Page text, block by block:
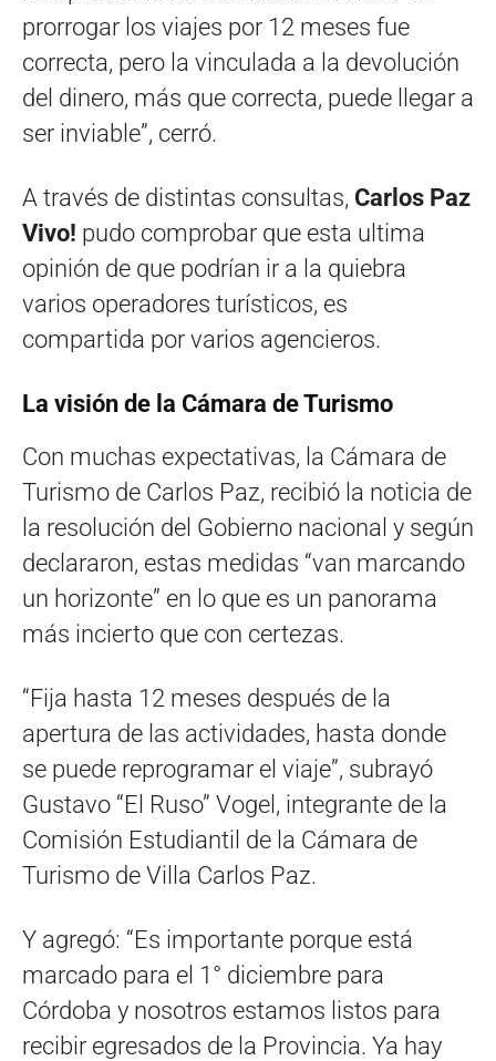
prorrogar los viajes por 12 meses fue
correcta, pero la vinculada a la devolución
del dinero, más que correcta, puede llegar a
ser inviable”, cerró.
A través de distintas consultas, Carlos Paz
Vivo! pudo comprobar que esta ultima
opinión de que podrían ir a la quiebra
varios operadores turísticos, es
compartida por varios agencieros.
La visión de la Cámara de Turismo
Con muchas expectativas, la Cámara de
Turismo de Carlos Paz, recibió la noticia de
la resolución del Gobierno nacional y según
declararon, estas medidas “van marcando
un horizonte” en lo que es un panorama
más incierto que con certezas.
“Fija hasta 12 meses después de la
apertura de las actividades, hasta donde
se puede reprogramar el viaje”, subrayó
Gustavo “El Ruso” Vogel, integrante de la
Comisión Estudiantil de la Cámara de
Turismo de Villa Carlos Paz.
Y agregó: “Es importante porque está
marcado para el 1° diciembre para
Córdoba y nosotros estamos listos para
recibir egresados de la Provincia. Ya hay